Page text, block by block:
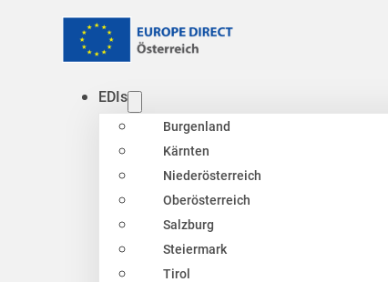
EDIs
Burgenland
Kärnten
Niederösterreich
Oberösterreich
Salzburg
Steiermark
Tirol